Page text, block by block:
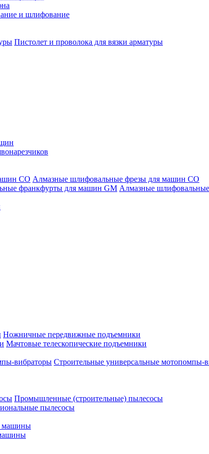
и шлифование
Пистолет и проволока для вязки арматуры
Алмазные шлифовальные фрезы для машин СО
Алмазные
Ножничные передвижные подъемники
Мачтовые телескопические подъемники
Строительные универсальные мотопомпы-
Промышленные (строительные) пылесосы
пылесосы
машины